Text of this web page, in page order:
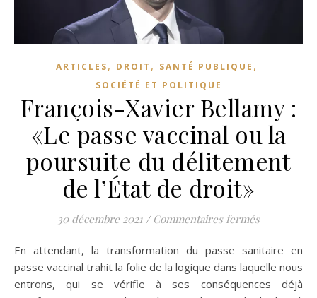
ARTICLES, DROIT , SANTÉ PUBLIQUE ,
SOCIÉTÉ ET POLITIQUE
François-Xavier Bellamy :
«Le passe vaccinal ou la
poursuite du délitement
de l’État de droit»
30 décembre 2021 / Commentaires ferméssur
En attendant, la transformation du passe sanitaire en
passe vaccinal trahit la folie de la logique dans laquelle nous
entrons, qui se vérifie à ses conséquences déjà